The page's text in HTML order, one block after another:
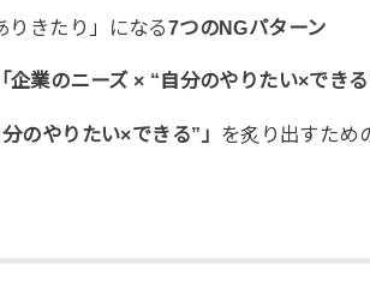
りきたり」になる7つのNGパターン
「企業のニーズ × “自分のやりたい×できる
のやりたい×できる”」 を炙り出すため